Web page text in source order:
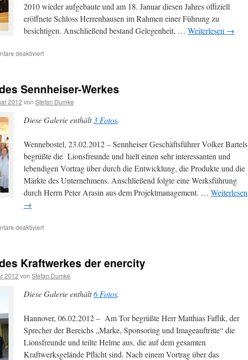
2010 wieder aufgebaute und am 18. Januar diesen Jahres offiziell
eröffnete Schloss Herrenhausen im Rahmen einer Führung zu
besichtigen. Anschließend bestand Gelegenheit, … Weiterlesen →
deaktiviertfür
Schlosses
Herrenhausen
Sennheiser-Werkes
2012 von Stefan Dumke
Diese Galerie enthält3 Fotos.
Wennebostel, 23.02.2012 – Sennheiser Geschäftsführer Volker Bartels
begrüßte die Lionsfreunde und hielt einen sehr interessanten und
lebendigen Vortrag über durch die Entwicklung, die Produkte und die
Märkte des Unternehmens. Anschließend folgte eine Werksführung
durch Herrn Peter Arasin aus dem Projektmanagement. … Weiterlesen
→
deaktiviertfür
Werkes
Kraftwerkes der enercity
2012 von Stefan Dumke
Diese Galerie enthält6 Fotos.
Hannover, 06.02.2012 – Am Tor begrüßte Herr Matthias Faflik, der
Sprecher der Bereichs „Marke, Sponsoring und Imageauftritte“ die
Lionsfreunde und teilte Helme aus, die auf dem gesamten
Kraftwerksgelände Pflicht sind. Nach einem Vortrag über das